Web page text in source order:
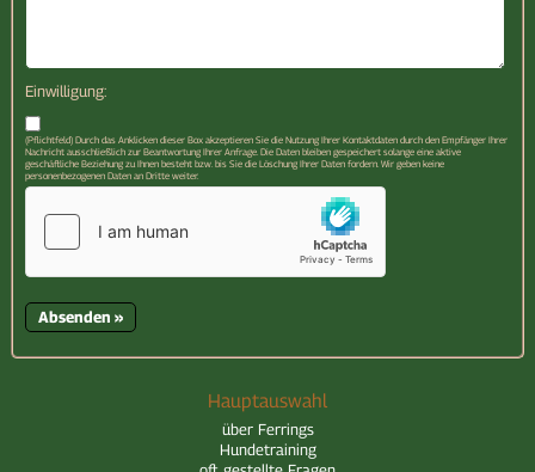
Einwilligung:
(Pflichtfeld) Durch das Anklicken dieser Box akzeptieren Sie die Nutzung Ihrer Kontaktdaten durch den Empfänger Ihrer
Nachricht ausschließlich zur Beantwortung Ihrer Anfrage. Die Daten bleiben gespeichert solange eine aktive
geschäftliche Beziehung zu Ihnen besteht bzw. bis Sie die Löschung Ihrer Daten fordern. Wir geben keine
personenbezogenen Daten an Dritte weiter.
Hauptauswahl
über Ferrings
Hundetraining